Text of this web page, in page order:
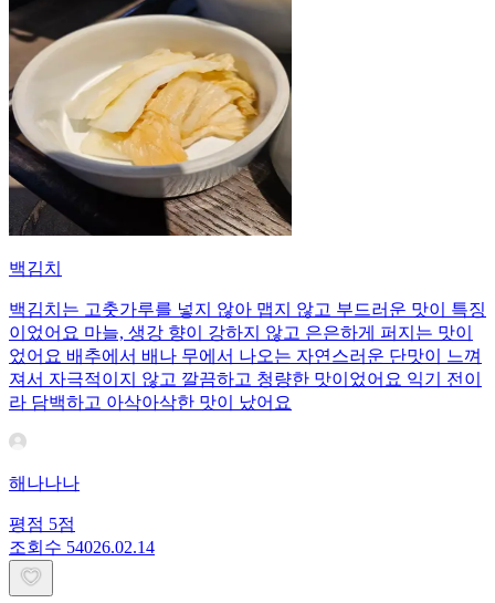
백김치
백김치는 고춧가루를 넣지 않아 맵지 않고 부드러운 맛이 특징
이었어요 마늘, 생강 향이 강하지 않고 은은하게 퍼지는 맛이
었어요 배추에서 배나 무에서 나오는 자연스러운 단맛이 느껴
져서 자극적이지 않고 깔끔하고 청량한 맛이었어요 익기 전이
라 담백하고 아삭아삭한 맛이 났어요
해나나나
평점 5점
조회수 54026.02.14